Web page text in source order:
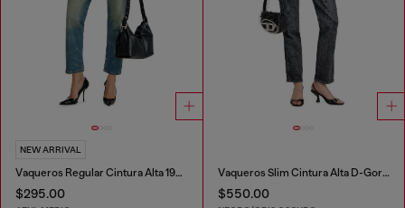
NEW ARRIVAL
Vaqueros Regular Cintura Alta 1981 D-Went
$295.00
Vaqueros Slim Cintura Alta D-Gorina
$550.00